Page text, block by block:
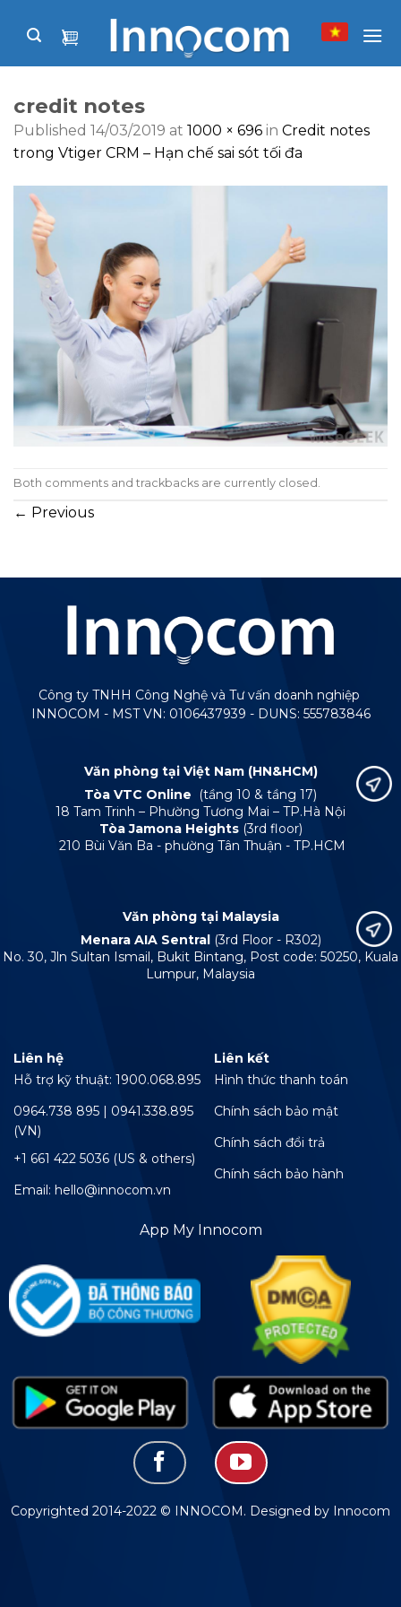
credit notes
Published 14/03/2019 at 1000 × 696 in Credit notes
trong Vtiger CRM – Hạn chế sai sót tối đa
Both comments and trackbacks are currently closed.
← Previous
Công ty TNHH Công Nghệ và Tư vấn doanh nghiệp
INNOCOM - MST VN: 0106437939 - DUNS: 555783846
Văn phòng tại Việt Nam (HN&HCM)
Tòa VTC Online
(tầng 10 & tầng 17)
18 Tam Trinh – Phường Tương Mai – TP.Hà Nội
Tòa Jamona Heights (3rd floor)
210 Bùi Văn Ba - phường Tân Thuận - TP.HCM
Văn phòng tại Malaysia
Menara AIA Sentral (3rd Floor - R302)
No. 30, Jln Sultan Ismail, Bukit Bintang, Post code: 50250, Kuala
Lumpur, Malaysia
Liên hệ
Hỗ trợ kỹ thuật: 1900.068.895
0964.738 895 | 0941.338.895
(VN)
+1 661 422 5036 (US & others)
Email: hello@innocom.vn
Liên kết
Hình thức thanh toán
Chính sách bảo mật
Chính sách đổi trả
Chính sách bảo hành
App My Innocom
Copyrighted 2014-2022 © INNOCOM. Designed by Innocom